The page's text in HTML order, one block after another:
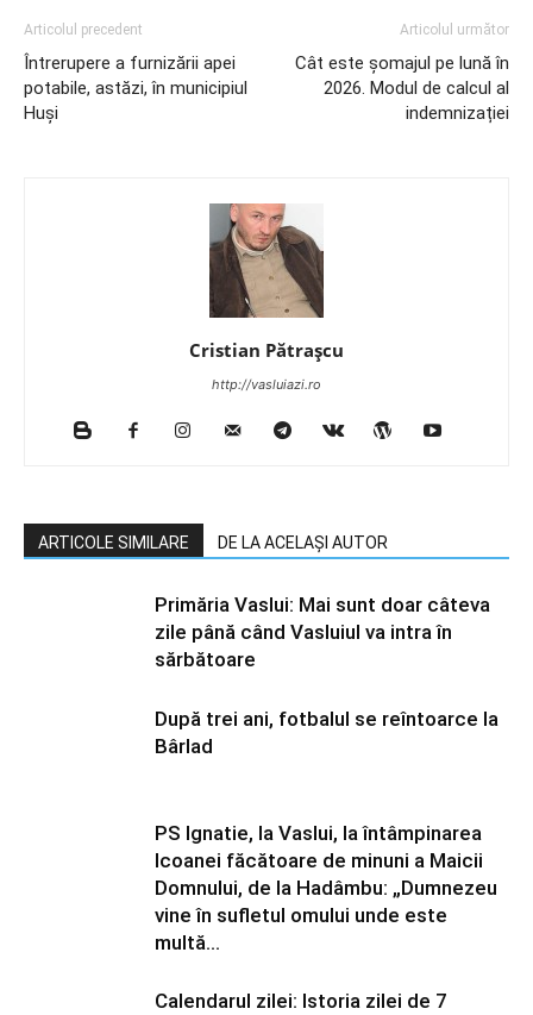
Articolul precedent
Întrerupere a furnizării apei
potabile, astăzi, în municipiul
Huși
Articolul următor
Cât este șomajul pe lună în
2026. Modul de calcul al
indemnizației
Cristian Pătrașcu
http://vasluiazi.ro
ARTICOLE SIMILARE DE LA ACELAȘI AUTOR
Primăria Vaslui: Mai sunt doar câteva
zile până când Vasluiul va intra în
sărbătoare
După trei ani, fotbalul se reîntoarce la
Bârlad
PS Ignatie, la Vaslui, la întâmpinarea
Icoanei făcătoare de minuni a Maicii
Domnului, de la Hadâmbu: „Dumnezeu
vine în sufletul omului unde este
multă...
Calendarul zilei: Istoria zilei de 7